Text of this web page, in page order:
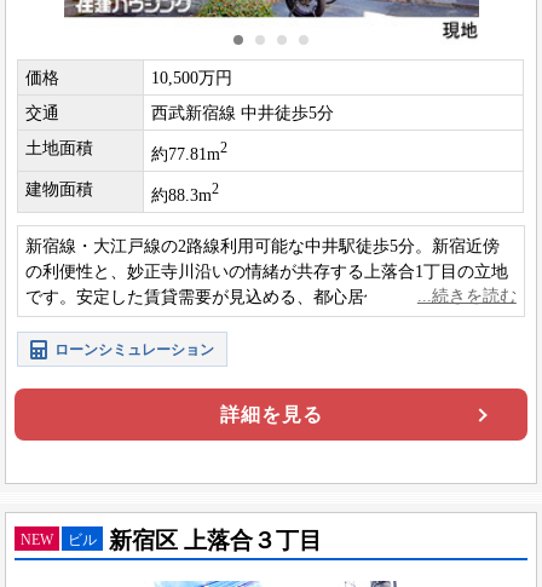
価格
10,500万円
交通
西武新宿線 中井徒歩5分
土地面積
約77.81m2
建物面積 約88.3m2
新宿線・大江戸線の2路線利用可能な中井駅徒歩5分。新宿近傍
の利便性と、妙正寺川沿いの情緒が共存する上落合1丁目の立地
です。安定した賃貸需要が見込める、都心居住に適した収益用1
棟アパート。
ローンシミュレーション
詳細を見る
NEW ビル 新宿区 上落合３丁目